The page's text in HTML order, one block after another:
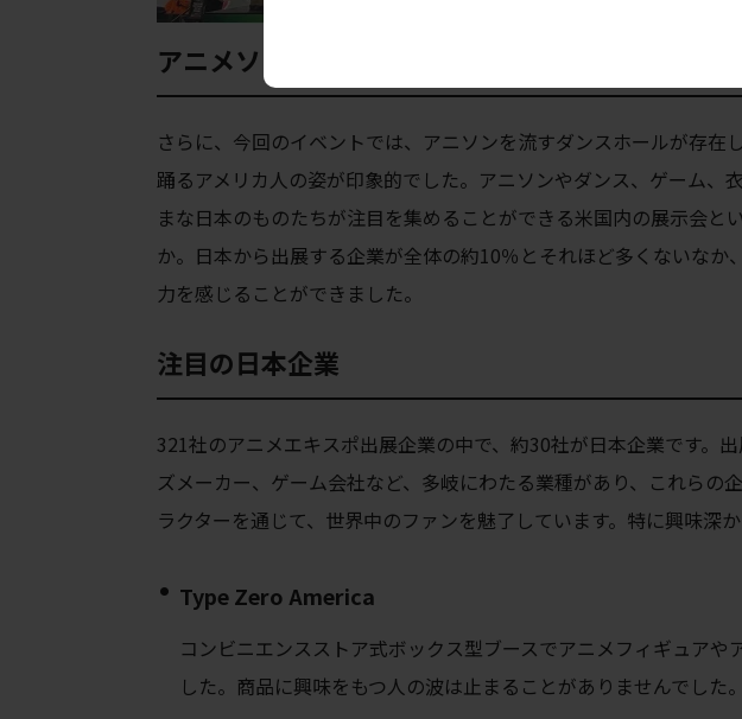
アニメソングと歌い踊るファン
さらに、今回のイベントでは、アニソンを流すダンスホールが存在
踊るアメリカ人の姿が印象的でした。 アニソンやダンス、ゲーム、
まな日本のものたちが注目を集めることができる米国内の展示会と
か。日本から出展する企業が全体の約10％とそれほど多くないな
力を感じることができました。
注目の日本企業
321社のアニメエキスポ出展企業の中で、約30社が日本企業です。
ズメーカー、ゲーム会社など、多岐にわたる業種があり、これらの
ラクターを通じて、世界中のファンを魅了しています。特に興味深
Type Zero America
コンビニエンスストア式ボックス型ブースでアニメフィギュア
した。商品に興味をもつ人の波は止まることがありませんでした。